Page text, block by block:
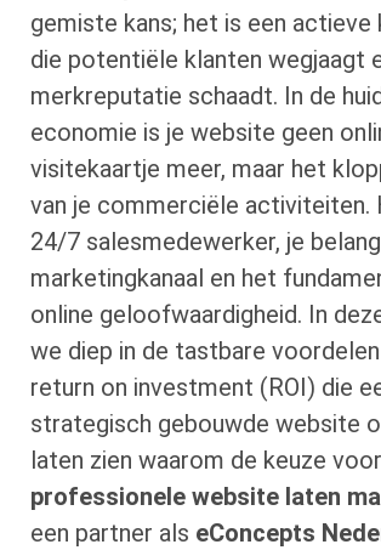
gemiste kans; het is een
die potentiële klanten wegjaagt
merkreputatie schaadt. In de
economie is je website geen
visitekaartje meer, maar het
van je commerciële activiteiten.
24/7 salesmedewerker, je
marketingkanaal en het
online geloofwaardigheid. In
we diep in de tastbare
return on investment (ROI) die
strategisch gebouwde website
laten zien waarom de keuze
professionele website laten
een partner als eConcepts